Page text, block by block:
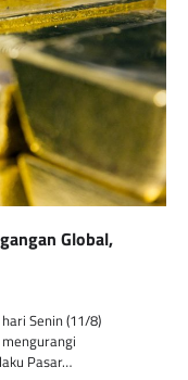
Global,
Senin (11/8)
Pasar…